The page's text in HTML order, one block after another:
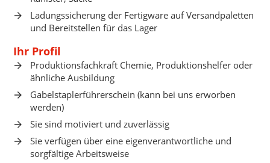
Ladungssicherung der Fertigware auf Versandpaletten
und Bereitstellen für das Lager
Ihr Profil
Produktionsfachkraft Chemie, Produktionshelfer oder
ähnliche Ausbildung
Gabelstaplerführerschein (kann bei uns erworben
werden)
Sie sind motiviert und zuverlässig
Sie verfügen über eine eigenverantwortliche und
sorgfältige Arbeitsweise